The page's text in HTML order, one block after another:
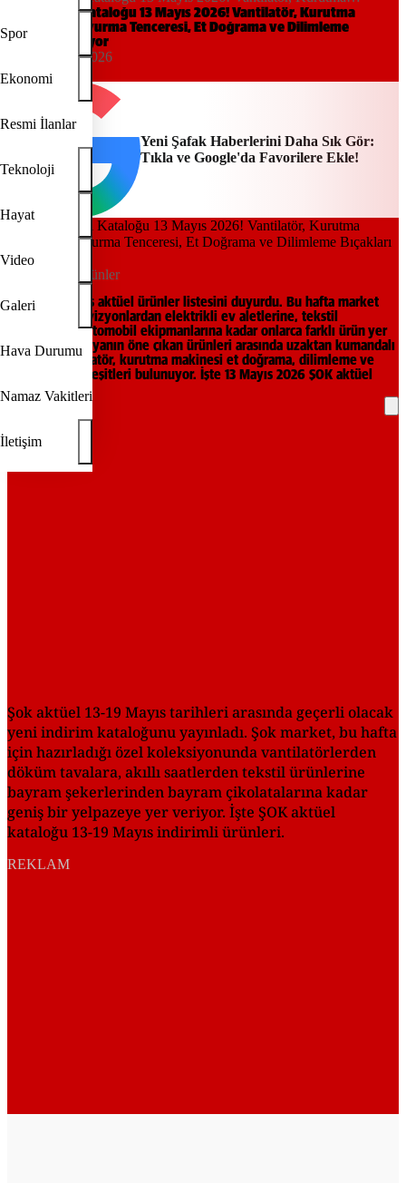
Spor
Ekonomi
Resmi İlanlar
Teknoloji
Hayat
Video
Galeri
Hava Durumu
Namaz Vakitleri
İletişim
Makinesi, Kavurma Tenceresi, Et Doğrama ve Dilimleme Bıçakları
Geliyor
ŞOK Aktüel Kataloğu 13 Mayıs 2026! Vantilatör, Kurutma
Makinesi, Kavurma Tenceresi, Et Doğrama ve Dilimleme
Bıçakları Geliyor
09:16, 13/05/2026
Yeni Şafak
Yeni Şafak Haberlerini Daha Sık Gör:
Tıkla ve Google'da Favorilere Ekle!
ŞOK aktüel ürünler
ŞOK, 134 Mayıs aktüel ürünler listesini duyurdu. Bu hafta market
raflarında televizyonlardan elektrikli ev aletlerine, tekstil
ürünlerinden otomobil ekipmanlarına kadar onlarca farklı ürün yer
alıyor. Kampanyanın öne çıkan ürünleri arasında uzaktan kumandalı
kule tipi vantilatör, kurutma makinesi et doğrama, dilimleme ve
sıyırma bıçak çeşitleri bulunuyor. İşte 13 Mayıs 2026 ŞOK aktüel
kataloğu.
REKLAM
Şok aktüel 13-19 Mayıs tarihleri arasında geçerli olacak
yeni indirim kataloğunu yayınladı. Şok market, bu hafta
için hazırladığı özel koleksiyonunda vantilatörlerden
döküm tavalara, akıllı saatlerden tekstil ürünlerine
bayram şekerlerinden bayram çikolatalarına kadar
geniş bir yelpazeye yer veriyor. İşte ŞOK aktüel
kataloğu 13-19 Mayıs indirimli ürünleri.
REKLAM